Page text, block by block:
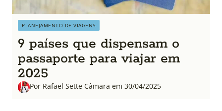
PLANEJAMENTO DE VIAGENS
9 países que dispensam o
passaporte para viajar em
2025
Por Rafael Sette Câmara em 30/04/2025